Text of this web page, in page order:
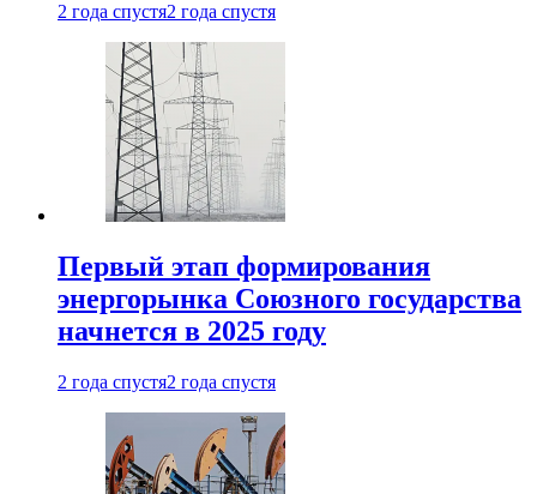
2 года спустя2 года спустя
Первый этап формирования
энергорынка Союзного государства
начнется в 2025 году
2 года спустя2 года спустя